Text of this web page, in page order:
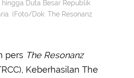
Duta Besar Republik
(Foto/Dok: The Resonanz
pers The Resonanz
Keberhasilan The